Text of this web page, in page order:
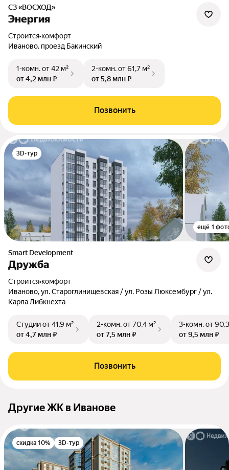
СЗ «ВОСХОД»
Энергия
Строится•комфорт
Иваново, проезд Бакинский
1-комн.от 42 м²
от 4,2 млн ₽
2-комн.от 61,7 м²
от 5,8 млн ₽
Позвонить
3D-тур
ещё 1
Smart Development
Дружба
Строится•комфорт
Иваново, ул. Староглинищевская / ул. Розы Люксембург / ул.
Карла Либкнехта
Студииот 41,9 м²
от 4,7 млн ₽
2-комн.от 70,4 м²
от 7,5 млн ₽
3-комн.от
от 9,5 млн ₽
Позвонить
Другие ЖК в Иванове
скидка 10% 3D-тур